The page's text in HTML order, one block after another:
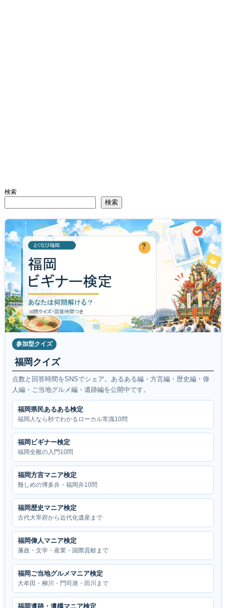
検索
検索
参加型クイズ
福岡クイズ
点数と回答時間をSNSでシェア。あるある編・方言編・歴史編・偉
人編・ご当地グルメ編・遺跡編を公開中です。
福岡県民あるある検定
福岡人なら秒でわかるローカル常識10問
福岡ビギナー検定
福岡全般の入門10問
福岡方言マニア検定
難しめの博多弁・福岡弁10問
福岡歴史マニア検定
古代大宰府から近代化遺産まで
福岡偉人マニア検定
藩政・文学・産業・国際貢献まで
福岡ご当地グルメマニア検定
大牟田・柳川・門司港・田川まで
福岡遺跡・遺構マニア検定